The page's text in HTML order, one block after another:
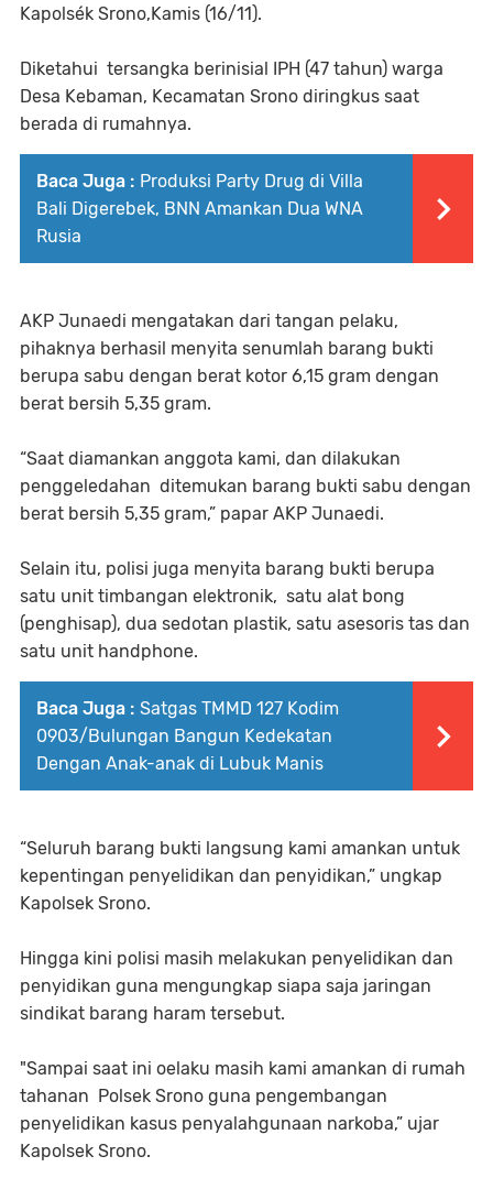
Kapolsék Srono,Kamis (16/11).
Diketahui tersangka berinisial IPH (47 tahun) warga
Desa Kebaman, Kecamatan Srono diringkus saat
berada di rumahnya.
Baca Juga : Produksi Party Drug di Villa
Bali Digerebek, BNN Amankan Dua WNA
Rusia
AKP Junaedi mengatakan dari tangan pelaku,
pihaknya berhasil menyita senumlah barang bukti
berupa sabu dengan berat kotor 6,15 gram dengan
berat bersih 5,35 gram.
“Saat diamankan anggota kami, dan dilakukan
penggeledahan ditemukan barang bukti sabu dengan
berat bersih 5,35 gram,” papar AKP Junaedi.
Selain itu, polisi juga menyita barang bukti berupa
satu unit timbangan elektronik, satu alat bong
(penghisap), dua sedotan plastik, satu asesoris tas dan
satu unit handphone.
Baca Juga : Satgas TMMD 127 Kodim
0903/Bulungan Bangun Kedekatan
Dengan Anak-anak di Lubuk Manis
“Seluruh barang bukti langsung kami amankan untuk
kepentingan penyelidikan dan penyidikan,” ungkap
Kapolsek Srono.
Hingga kini polisi masih melakukan penyelidikan dan
penyidikan guna mengungkap siapa saja jaringan
sindikat barang haram tersebut.
"Sampai saat ini oelaku masih kami amankan di rumah
tahanan Polsek Srono guna pengembangan
penyelidikan kasus penyalahgunaan narkoba,” ujar
Kapolsek Srono.